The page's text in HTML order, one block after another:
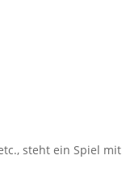
steht ein Spiel mit